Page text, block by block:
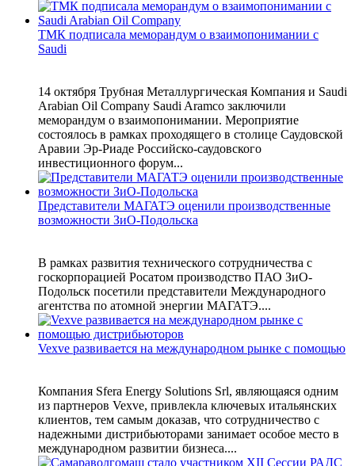
ТМК подписала меморандум о взаимопонимании с
Saudi
14 октября Трубная Металлургическая Компания и Saudi
Arabian Oil Company Saudi Aramco заключили
меморандум о взаимопонимании. Мероприятие
состоялось в рамках проходящего в столице Саудовской
Аравии Эр-Риаде Российско-саудовского
инвестиционного форум...
Представители МАГАТЭ оценили производственные
возможности ЗиО-Подольска
В рамках развития технического сотрудничества с
госкорпорацией Росатом производство ПАО ЗиО-
Подольск посетили представители Международного
агентства по атомной энергии МАГАТЭ....
Vexve развивается на международном рынке с помощью
Компания Sfera Energy Solutions Srl, являющаяся одним
из партнеров Vexve, привлекла ключевых итальянских
клиентов, тем самым доказав, что сотрудничество с
надежными дистрибьюторами занимает особое место в
международном развитии бизнеса....